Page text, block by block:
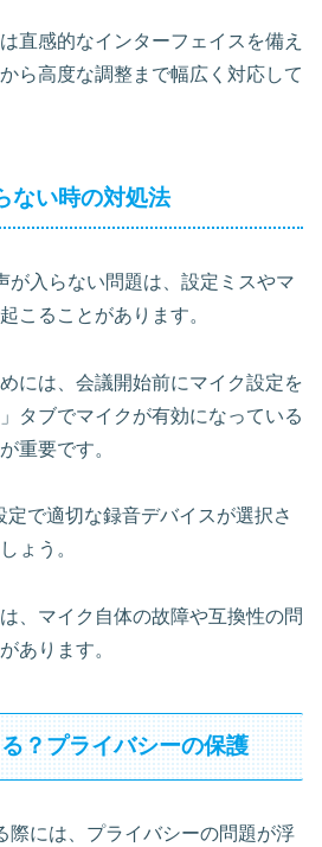
直感的なインターフェイスを備え
ら高度な調整まで幅広く対応して
ない時の対処法
が入らない問題は、設定ミスやマ
こることがあります。
には、会議開始前にマイク設定を
タブでマイクが有効になっている
重要です。
定で適切な録音デバイスが選択さ
ょう。
、マイク自体の故障や互換性の問
あります。
？プライバシーの保護
際には、プライバシーの問題が浮